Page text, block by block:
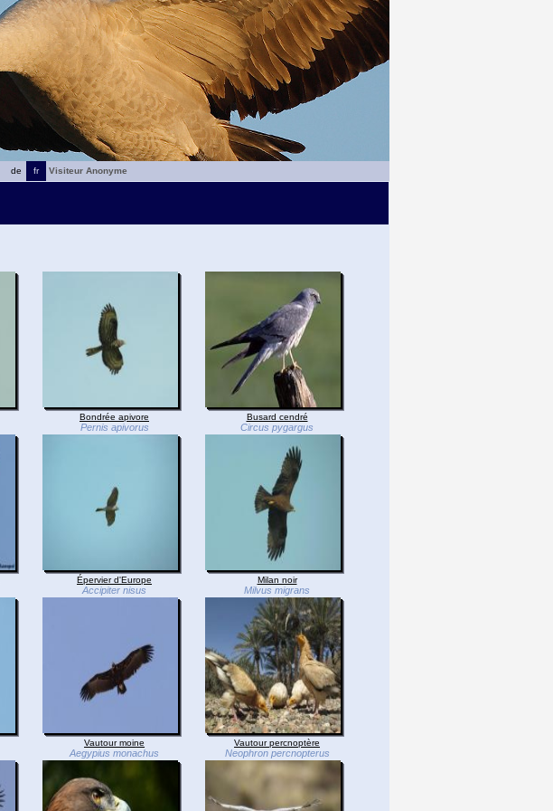
fr
de
Visiteur Anonyme
Bondrée apivore
Pernis apivorus
Busard cendré
Circus pygargus
Épervier d'Europe
Accipiter nisus
Milan noir
Milvus migrans
Vautour moine
Aegypius monachus
Vautour percnoptère
Neophron percnopterus